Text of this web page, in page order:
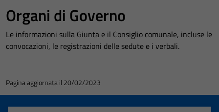
Organi di Governo
Le informazioni sulla Giunta e il Consiglio comunale, incluse le
convocazioni, le registrazioni delle sedute e i verbali.
Pagina aggiornata il 20/02/2023